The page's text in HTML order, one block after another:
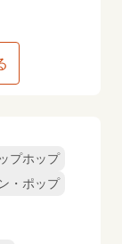
プホップ
・ポップ